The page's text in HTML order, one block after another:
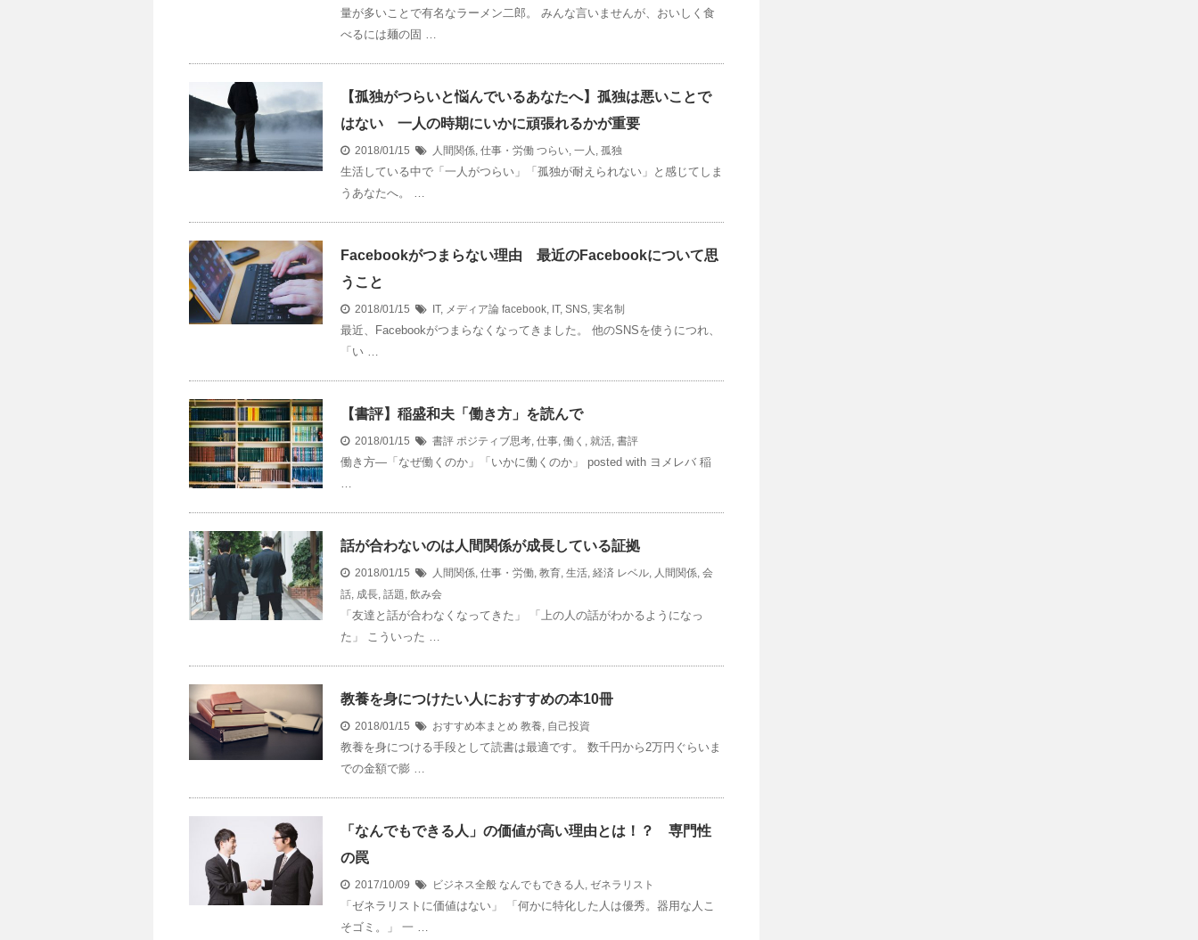
量が多いことで有名なラーメン二郎。 みんな言いませんが、おいしく食
べるには麺の固 …
【孤独がつらいと悩んでいるあなたへ】孤独は悪いことで
はない 一人の時期にいかに頑張れるかが重要
2018/01/15 人間関係, 仕事・労働 つらい, 一人 , 孤独
生活している中で「一人がつらい」「孤独が耐えられない」と感じてしま
うあなたへ。 …
Facebookがつまらない理由 最近のFacebookについて思
うこと
2018/01/15 IT, メディア論 facebook, IT, SNS, 実名制
最近、Facebookがつまらなくなってきました。 他のSNSを使うにつれ、
「い …
【書評】稲盛和夫「働き方」を読んで
2018/01/15 書評 ポジティブ思考, 仕事, 働く , 就活, 書評
働き方―「なぜ働くのか」「いかに働くのか」 posted with ヨメレバ 稲
…
話が合わないのは人間関係が成長している証拠
2018/01/15 人間関係, 仕事・労働, 教育, 生活, 経済 レベル, 人間関係, 会
話, 成長, 話題, 飲み会
「友達と話が合わなくなってきた」 「上の人の話がわかるようになっ
た」 こういった …
教養を身につけたい人におすすめの本10冊
2018/01/15 おすすめ本まとめ 教養, 自己投資
教養を身につける手段として読書は最適です。 数千円から2万円ぐらいま
での金額で膨 …
「なんでもできる人」の価値が高い理由とは！？ 専門性
の罠
2017/10/09 ビジネス全般 なんでもできる人 , ゼネラリスト
「ゼネラリストに価値はない」 「何かに特化した人は優秀。器用な人こ
そゴミ。」 一 …